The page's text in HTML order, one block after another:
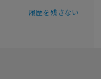
履歴を残さない